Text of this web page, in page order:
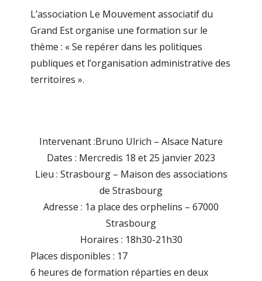
L’association Le Mouvement associatif du
Grand Est organise une formation sur le
thème : « Se repérer dans les politiques
publiques et l’organisation administrative des
territoires ».
Intervenant :Bruno Ulrich – Alsace Nature
Dates : Mercredis 18 et 25 janvier 2023
Lieu : Strasbourg – Maison des associations
de Strasbourg
Adresse : 1a place des orphelins – 67000
Strasbourg
Horaires : 18h30-21h30
Places disponibles : 17
6 heures de formation réparties en deux